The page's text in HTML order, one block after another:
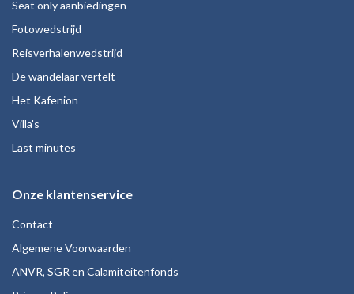
Seat only aanbiedingen
Fotowedstrijd
Reisverhalenwedstrijd
De wandelaar vertelt
Het Kafenion
Villa's
Last minutes
Onze klantenservice
Contact
Algemene Voorwaarden
ANVR, SGR en Calamiteitenfonds